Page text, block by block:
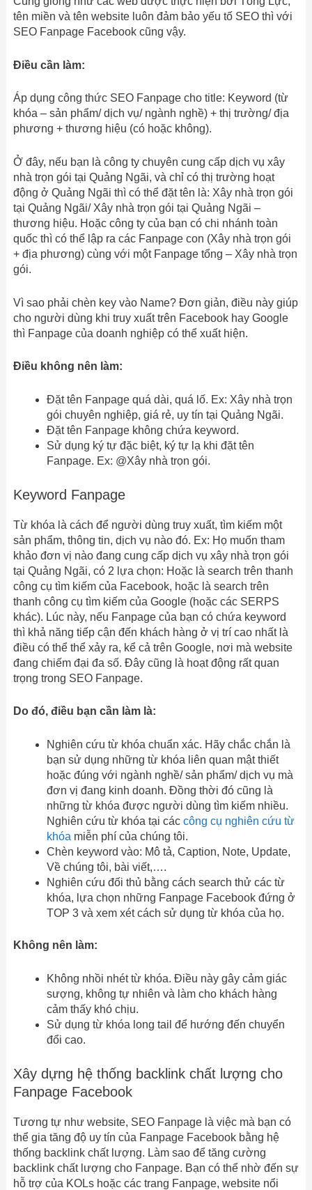
tên miền và tên website luôn đảm bảo yếu tố SEO thì với
SEO Fanpage Facebook cũng vậy.
Điều cần làm:
Áp dụng công thức SEO Fanpage cho title: Keyword (từ
khóa – sản phẩm/ dịch vụ/ ngành nghề) + thị trường/ địa
phương + thương hiệu (có hoặc không).
Ở đây, nếu bạn là công ty chuyên cung cấp dịch vụ xây
nhà trọn gói tại Quảng Ngãi, và chỉ có thị trường hoạt
động ở Quảng Ngãi thì có thể đặt tên là: Xây nhà trọn gói
tại Quảng Ngãi/ Xây nhà trọn gói tại Quảng Ngãi –
thương hiệu. Hoặc công ty của bạn có chi nhánh toàn
quốc thì có thể lập ra các Fanpage con (Xây nhà trọn gói
+ địa phương) cùng với một Fanpage tổng – Xây nhà trọn
gói.
Vì sao phải chèn key vào Name? Đơn giản, điều này giúp
cho người dùng khi truy xuất trên Facebook hay Google
thì Fanpage của doanh nghiệp có thể xuất hiện.
Điều không nên làm:
Đặt tên Fanpage quá dài, quá lố. Ex: Xây nhà trọn
gói chuyên nghiệp, giá rẻ, uy tín tại Quảng Ngãi.
Đặt tên Fanpage không chứa keyword.
Sử dụng ký tự đặc biệt, ký tự lạ khi đặt tên
Fanpage. Ex: @Xây nhà trọn gói.
Keyword Fanpage
Từ khóa là cách để người dùng truy xuất, tìm kiếm một
sản phẩm, thông tin, dịch vụ nào đó. Ex: Họ muốn tham
khảo đơn vị nào đang cung cấp dịch vụ xây nhà trọn gói
tại Quảng Ngãi, có 2 lựa chọn: Hoặc là search trên thanh
công cụ tìm kiếm của Facebook, hoặc là search trên
thanh công cụ tìm kiếm của Google (hoặc các SERPS
khác). Lúc này, nếu Fanpage của bạn có chứa keyword
thì khả năng tiếp cận đến khách hàng ở vị trí cao nhất là
điều có thể thể xảy ra, kể cả trên Google, nơi mà website
đang chiếm đại đa số. Đây cũng là hoạt động rất quan
trọng trong SEO Fanpage.
Do đó, điều bạn cần làm là:
Nghiên cứu từ khóa chuẩn xác. Hãy chắc chắn là
bạn sử dụng những từ khóa liên quan mật thiết
hoặc đúng với ngành nghề/ sản phẩm/ dịch vụ mà
đơn vị đang kinh doanh. Đồng thời đó cũng là
những từ khóa được người dùng tìm kiếm nhiều.
Nghiên cứu từ khóa tại các công cụ nghiên cứu từ
khóa miễn phí của chúng tôi.
Chèn keyword vào: Mô tả, Caption, Note, Update,
Về chúng tôi, bài viết,….
Nghiên cứu đối thủ bằng cách search thử các từ
khóa, lựa chọn những Fanpage Facebook đứng ở
TOP 3 và xem xét cách sử dụng từ khóa của họ.
Không nên làm:
Không nhồi nhét từ khóa. Điều này gây cảm giác
sượng, không tự nhiên và làm cho khách hàng
cảm thấy khó chịu.
Sử dụng từ khóa long tail để hướng đến chuyển
đổi cao.
Xây dựng hệ thống backlink chất lượng cho
Fanpage Facebook
Tương tự như website, SEO Fanpage là việc mà bạn có
thể gia tăng độ uy tín của Fanpage Facebook bằng hệ
thống backlink chất lượng. Làm sao để tăng cường
backlink chất lượng cho Fanpage. Bạn có thể nhờ đến sự
hỗ trợ của KOLs hoặc các trang Fanpage, website nổi